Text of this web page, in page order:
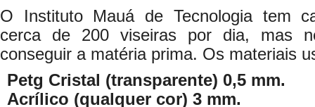
O Instituto Mauá de Tecnologia tem
cerca de 200 viseiras por dia, mas
conseguir a matéria prima. Os materiais
Petg Cristal (transparente) 0,5 mm.
Acrílico (qualquer cor) 3 mm.